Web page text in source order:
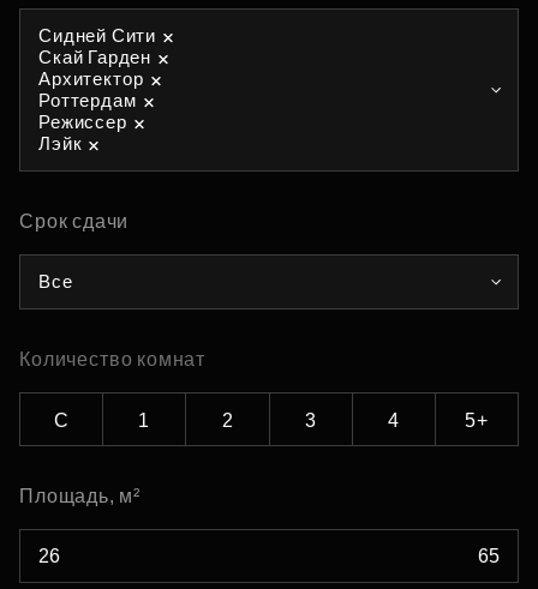
Сидней Сити
Скай Гарден
Архитектор
Роттердам
Режиссер
Лэйк
Срок сдачи
Все
Количество комнат
С 1 2 3 4 5+
Площадь, м²